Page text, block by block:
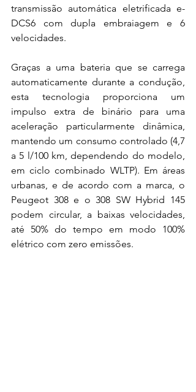
transmissão automática eletrificada e-
DCS6 com dupla embraiagem e 6
velocidades.
Graças a uma bateria que se carrega
automaticamente durante a condução,
esta tecnologia proporciona um
impulso extra de binário para uma
aceleração particularmente dinâmica,
mantendo um consumo controlado (4,7
a 5 l/100 km, dependendo do modelo,
em ciclo combinado WLTP). Em áreas
urbanas, e de acordo com a marca, o
Peugeot 308 e o 308 SW Hybrid 145
podem circular, a baixas velocidades,
até 50% do tempo em modo 100%
elétrico com zero emissões.